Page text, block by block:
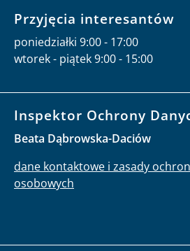
Przyjęcia interesantów
poniedziałki 9:00 - 17:00
wtorek - piątek 9:00 - 15:00
Inspektor Ochrony
Beata Dąbrowska-Daciów
dane kontaktowe i zasady
osobowych